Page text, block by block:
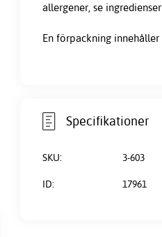
allergener, se
En förpackning innehåller
Specifikationer
SKU: 3-603
ID: 17961